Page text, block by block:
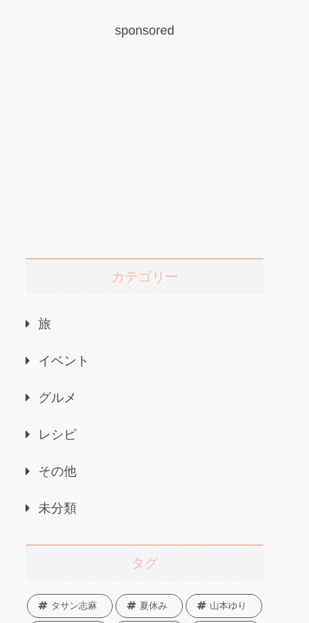
sponsored
カテゴリー
旅
イベント
グルメ
レシピ
その他
未分類
タグ
タサン志麻 夏休み 山本ゆり